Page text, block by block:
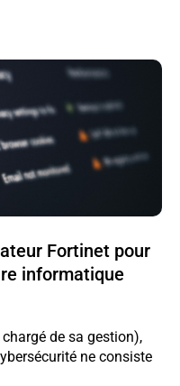
Fortinet pour
informatique
de sa gestion),
ne consiste